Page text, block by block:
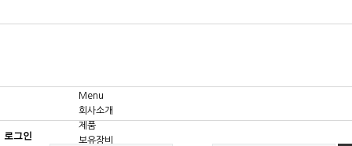
Menu
회사소개
제품
보유장비
로그인